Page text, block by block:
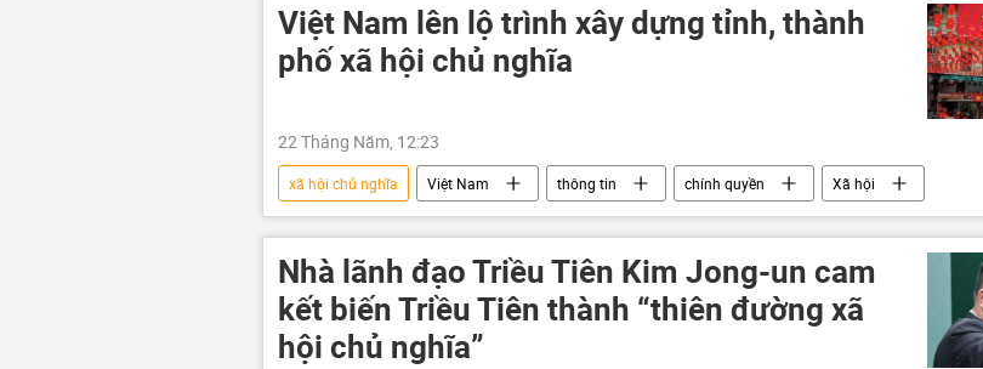
Việt Nam lên lộ trình xây dựng tỉnh, thành
phố xã hội chủ nghĩa
22 Tháng Năm, 12:23
xã hội chủ nghĩa Việt Nam thông tin chính quyền
Xã hội
Đảng Cộng sản Việt Nam
Chính trị chiến lược phát triển kinh tế
Nhà lãnh đạo Triều Tiên Kim Jong-un cam
kết biến Triều Tiên thành “thiên đường xã
hội chủ nghĩa”